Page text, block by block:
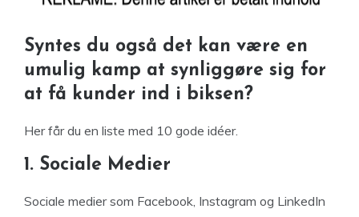
Syntes du også det kan være en
umulig kamp at synliggøre sig for
at få kunder ind i biksen?
Her får du en liste med 10 gode idéer.
1. Sociale Medier
Sociale medier som Facebook, Instagram og LinkedIn